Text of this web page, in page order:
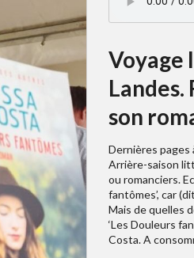
Voyage
Landes.
son
Dernières pages
Arrière-saison
ou romanciers.
fantômes’, car
Mais de quelles
‘Les Douleurs
Costa. A